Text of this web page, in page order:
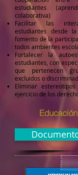
estudiantes
colaborativa)
Facilitar las
estudiantes desde
fomento de la
todos ambientes
Fortalecer la
estudiantes, con
que pertenecen
excluidos o
Eliminar
ejercicio de los